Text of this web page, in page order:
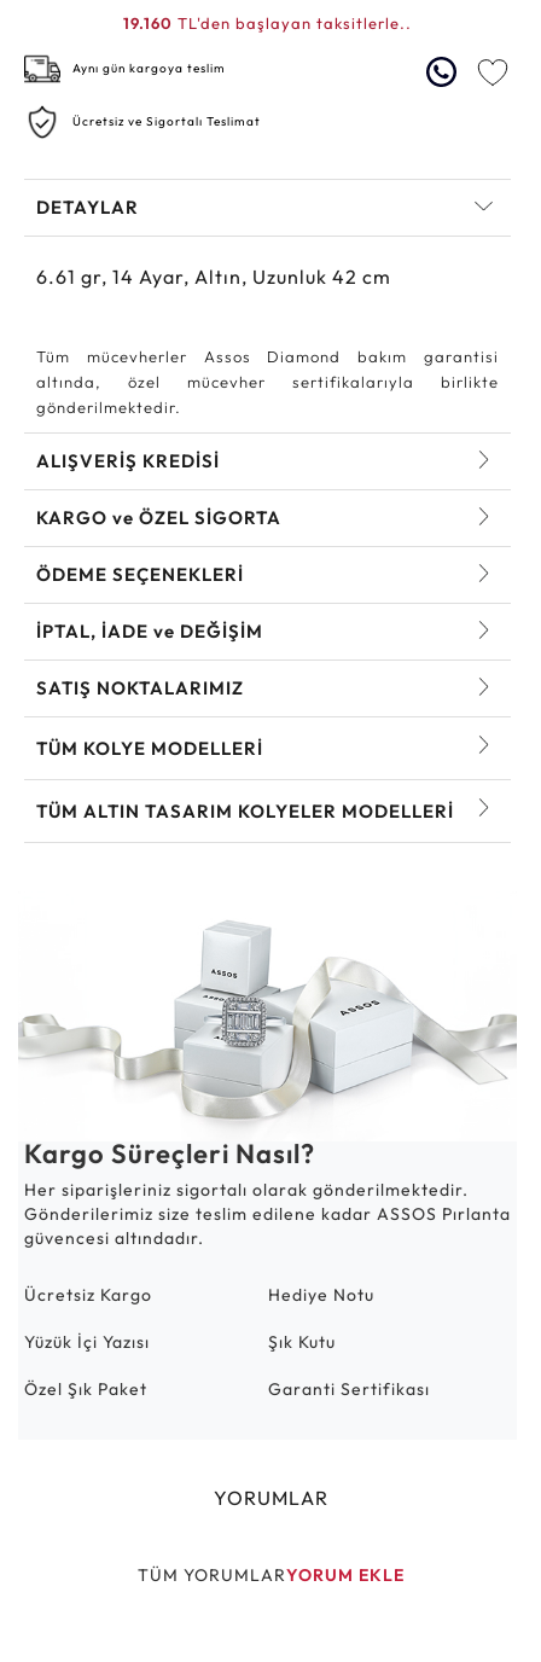
19.160 TL'den başlayan taksitlerle..
Aynı gün kargoya teslim
Ücretsiz ve Sigortalı Teslimat
DETAYLAR
6.61 gr, 14 Ayar, Altın, Uzunluk 42 cm
Tüm mücevherler Assos Diamond bakım garantisi
altında, özel mücevher sertifikalarıyla birlikte
gönderilmektedir.
ALIŞVERİŞ KREDİSİ
KARGO ve ÖZEL SİGORTA
ÖDEME SEÇENEKLERİ
İPTAL, İADE ve DEĞİŞİM
SATIŞ NOKTALARIMIZ
TÜM KOLYE MODELLERI
TÜM ALTIN TASARIM KOLYELER MODELLERI
Kargo Süreçleri Nasıl?
Her siparişleriniz sigortalı olarak gönderilmektedir.
Gönderilerimiz size teslim edilene kadar ASSOS Pırlanta
güvencesi altındadır.
Ücretsiz Kargo Hediye Notu
Yüzük İçi Yazısı Şık Kutu
Özel Şık Paket Garanti Sertifikası
YORUMLAR
TÜM YORUMLARYORUM EKLE